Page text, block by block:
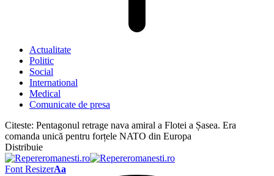
Actualitate
Politic
Social
International
Medical
Comunicate de presa
Citeste: Pentagonul retrage nava amiral a Flotei a Șasea. Era
comanda unică pentru forțele NATO din Europa
Distribuie
Font ResizerAa